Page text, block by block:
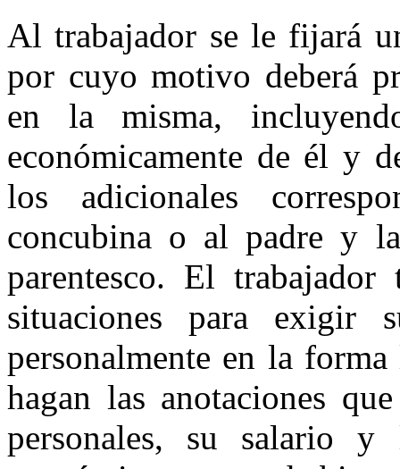
Al trabajador se le fijará
por cuyo motivo deberá
en la misma,
económicamente de él y
los adicionales
concubina o al padre y
parentesco. El
situaciones para exigir
personalmente en la
hagan las anotaciones
personales, su salario y